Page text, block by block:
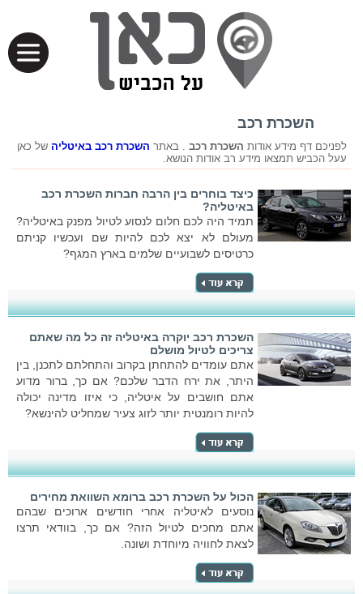
השכרת רכב
לפניכם דף מידע אודות השכרת רכב . באתר השכרת רכב באיטליה של כאן
עעל הכביש תמצאו מידע רב אודות הנושא.
כיצד בוחרים בין הרבה חברות השכרת רכב
באיטליה?
תמיד היה לכם חלום לנסוע לטיול מפנק באיטליה?
מעולם לא יצא לכם להיות שם ועכשיו קניתם
כרטיסים לשבועיים שלמים בארץ המגף?
השכרת רכב יוקרה באיטליה זה כל מה שאתם
צריכים לטיול מושלם
אתם עומדים להתחתן בקרוב והתחלתם לתכנן, בין
היתר, את ירח הדבר שלכם? אם כך, ברור מדוע
אתם חושבים על איטליה, כי איזו מדינה יכולה
להיות רומנטית יותר לזוג צעיר שמחליט להינשא?
הכול על השכרת רכב ברומא השוואת מחירים
נוסעים לאיטליה אחרי חודשים ארוכים שבהם
אתם מחכים לטיול הזה? אם כך, בוודאי תרצו
לצאת לחוויה מיוחדת ושונה.